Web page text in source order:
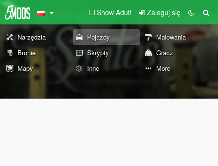
Show Adult Zaloguj się
Narzędzia Pojazdy
Malowania
Bronie
Skrypty
Gracz
Mapy
Inne More